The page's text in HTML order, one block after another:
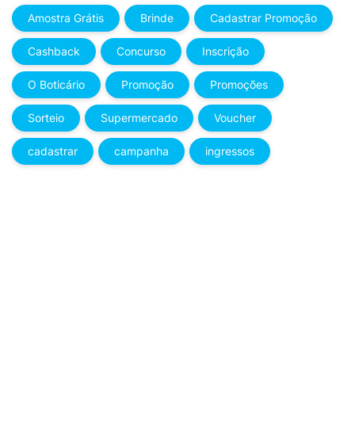
Amostra Grátis Brinde Cadastrar Promoção
Cashback Concurso Inscrição
O Boticário Promoção Promoções
Sorteio Supermercado Voucher
cadastrar campanha ingressos